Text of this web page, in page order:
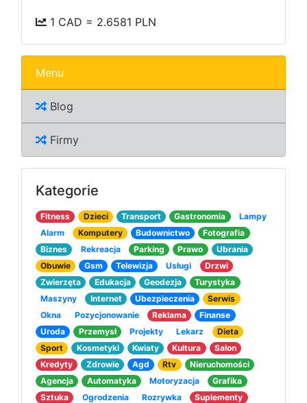
1 CAD = 2.6581 PLN
Menu
Blog
Firmy
Kategorie
Fitness Dzieci Transport Gastronomia
Lampy
Alarm
Komputery Budownictwo
Fotografia
Biznes
Rekreacja Parking Prawo
Ubrania
Obuwie
Gsm Telewizja Usługi
Drzwi
Zwierzęta
Edukacja Geodezja
Turystyka
Maszyny
Internet Ubezpieczenia
Serwis
Okna
Pozycjonowanie Reklama
Finanse
Uroda
Przemysł Projekty Lekarz
Dieta
Sport
Kosmetyki Kwiaty Kultura
Salon
Kredyty
Zdrowie Agd Rtv
Nieruchomości
Agencja
Automatyka Motoryzacja
Grafika
Sztuka
Ogrodzenia Rozrywka
Suplementy